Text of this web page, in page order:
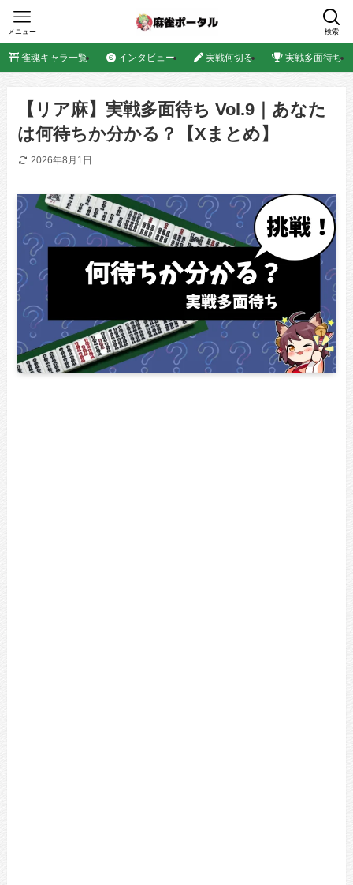
検索
メニュー
雀魂キャラ一覧 インタビュー 実戦何切る 実戦多面待ち
【リア麻】実戦多面待ち Vol.9｜あなた
は何待ちか分かる？【Xまとめ】
2026年8月1日